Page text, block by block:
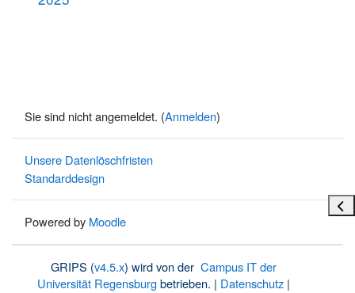
Sie sind nicht angemeldet. (Anmelden)
Unsere Datenlöschfristen
Standarddesign
Powered by Moodle
GRIPS (v4.5.x) wird von der Campus IT der
Universität Regensburgbetrieben. | Datenschutz|